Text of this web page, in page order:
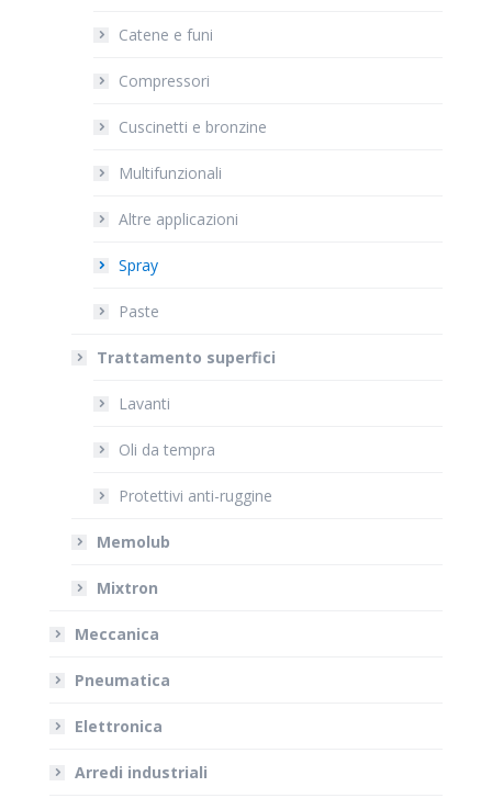
Catene e funi
Compressori
Cuscinetti e bronzine
Multifunzionali
Altre applicazioni
Spray
Paste
Trattamento superfici
Lavanti
Oli da tempra
Protettivi anti-ruggine
Memolub
Mixtron
Meccanica
Pneumatica
Elettronica
Arredi industriali